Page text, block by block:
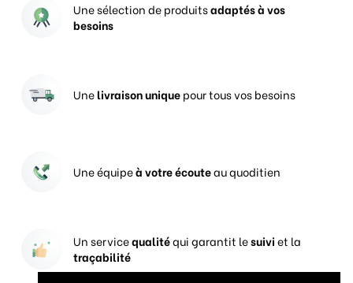
Une sélection de produitsadaptés à vos
besoins
Unelivraison uniquepour tous vos besoins
Une équipeà votre écouteau quoditien
Un servicequalitéqui garantit lesuiviet la
traçabilité